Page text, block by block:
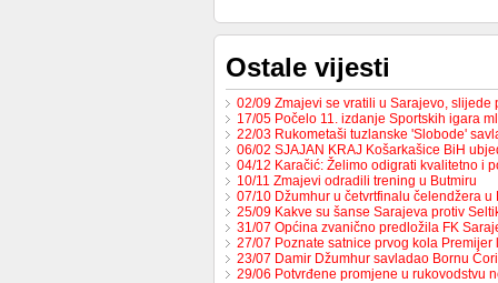
Ostale vijesti
02/09 Zmajevi se vratili u Sarajevo,
17/05 Počelo 11. izdanje Sportskih igara
22/03 Rukometaši tuzlanske 'Slobode'
06/02 SJAJAN KRAJ Košarkašice BiH
04/12 Karačić: Želimo odigrati kvalitetno i
10/11 Zmajevi odradili trening u Butmiru
07/10 Džumhur u četvrtfinalu čelendžera u
25/09 Kakve su šanse Sarajeva protiv
31/07 Općina zvanično predložila FK
27/07 Poznate satnice prvog kola
23/07 Damir Džumhur savladao Bornu
29/06 Potvrđene promjene u rukovodstvu